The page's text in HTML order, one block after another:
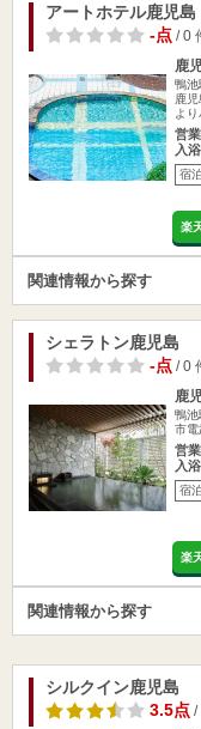
アートホテル鹿児島
-点/ 0
鹿
鴨
鹿
より
営
入
宿
楽
関連情報から探す
シェラトン鹿児島
-点/ 0
鹿
鴨
市電
営
入
宿
楽
関連情報から探す
シルクイン鹿児島
3.5点/